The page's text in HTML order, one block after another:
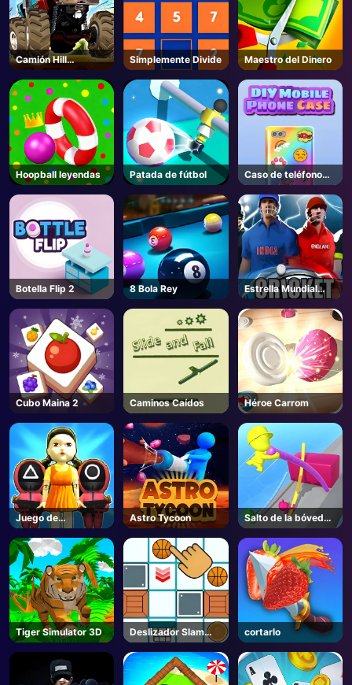
AD
Camión Hill
Escalada
Simplemente Divide Maestro del Dinero
Hoopball leyendas Patada de fútbol
Caso de teléfono
DIY
Botella Flip 2 8 Bola Rey
Estrella Mundial
Cricket
Cubo Maina 2 Caminos Caídos Héroe Carrom
Juego de
calamares.io
Astro Tycoon
Salto de la bóveda
del polo
Tiger Simulator 3D
Deslizador Slam
Dunk
cortarlo